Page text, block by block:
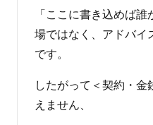
「ここに書き込めば誰
場ではなく、アドバイ
です。
したがって＜契約・金
えません、